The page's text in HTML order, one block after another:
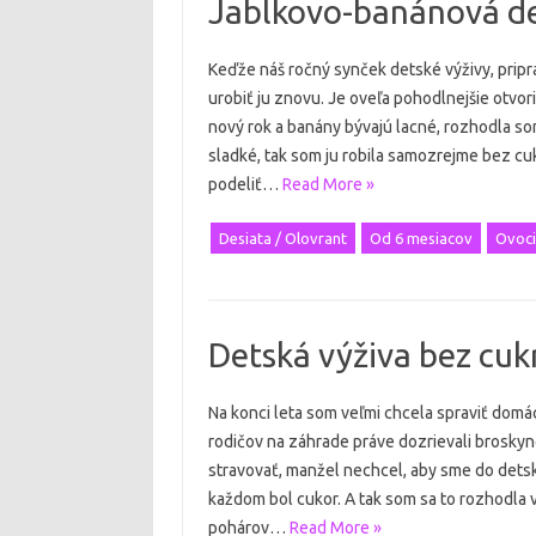
Jablkovo-banánová
Keďže náš ročný synček detské výživy,
urobiť ju znovu. Je oveľa pohodlnejšie
nový rok a banány bývajú lacné, rozhodla
sladké, tak som ju robila samozrejme bez
podeliť… Read More »
Desiata / Olovrant Od 6 mesiacov
Detská výživa bez
Na konci leta som veľmi chcela spraviť
rodičov na záhrade práve dozrievali
stravovať, manžel nechcel, aby sme do
každom bol cukor. A tak som sa to
pohárov… Read More »